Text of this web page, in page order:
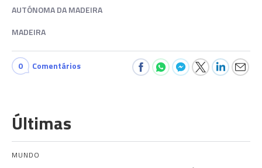
AUTÓNOMA DA MADEIRA
MADEIRA
0 Comentários
Últimas
MUNDO